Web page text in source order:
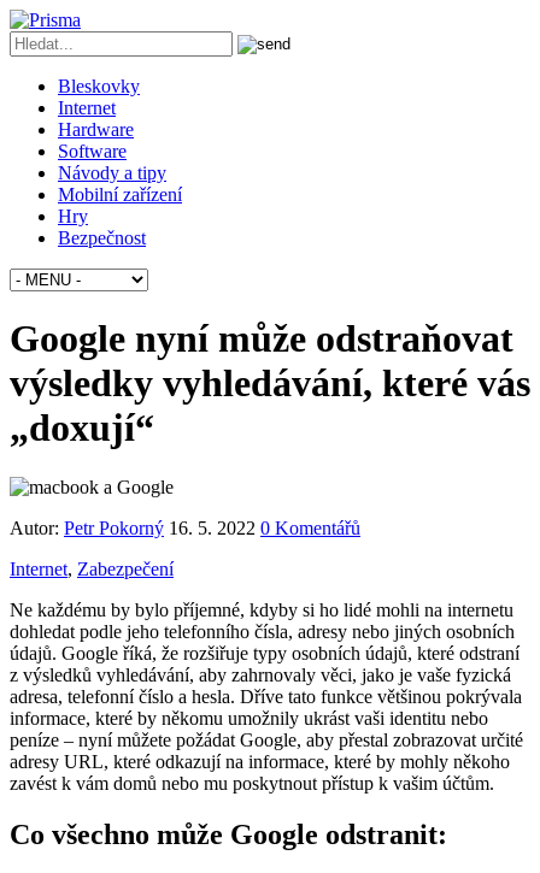
Bleskovky
Internet
Hardware
Software
Návody a tipy
Mobilní zařízení
Hry
Bezpečnost
Google nyní může odstraňovat
výsledky vyhledávání, které vás
„doxují“
Autor: Petr Pokorný 16. 5. 2022 0 Komentářů
Internet, Zabezpečení
Ne každému by bylo příjemné, kdyby si ho lidé mohli na internetu
dohledat podle jeho telefonního čísla, adresy nebo jiných osobních
údajů. Google říká, že rozšiřuje typy osobních údajů, které odstraní
z výsledků vyhledávání, aby zahrnovaly věci, jako je vaše fyzická
adresa, telefonní číslo a hesla. Dříve tato funkce většinou pokrývala
informace, které by někomu umožnily ukrást vaši identitu nebo
peníze – nyní můžete požádat Google, aby přestal zobrazovat určité
adresy URL, které odkazují na informace, které by mohly někoho
zavést k vám domů nebo mu poskytnout přístup k vašim účtům.
Co všechno může Google odstranit: